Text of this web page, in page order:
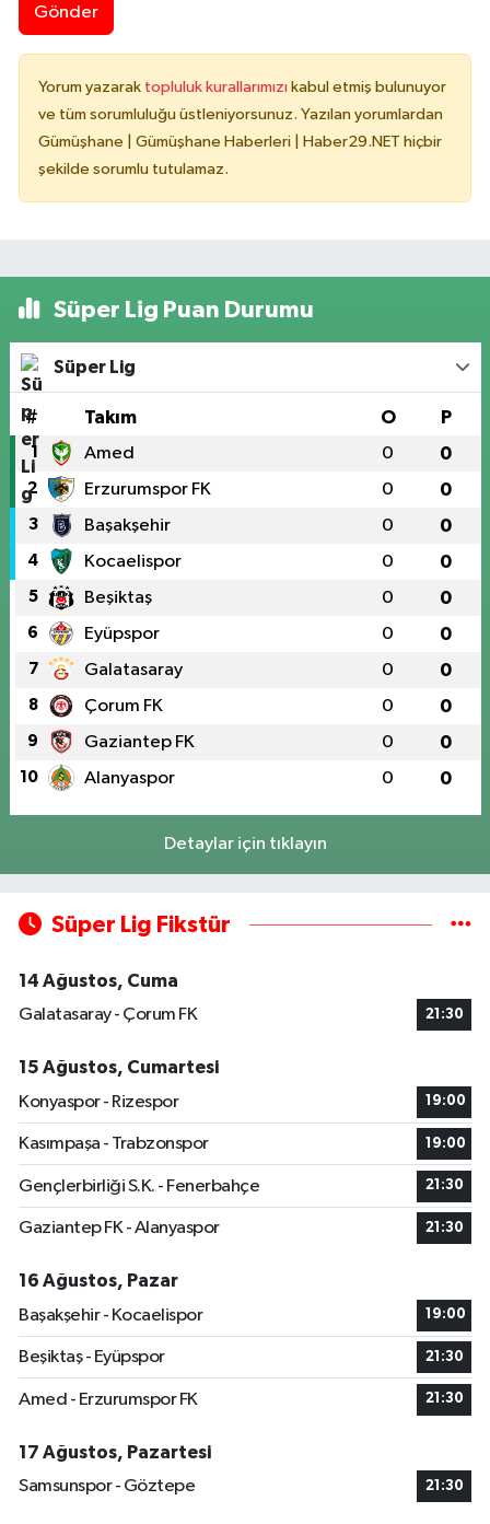
Gönder
Yorum yazarak topluluk kurallarımızı kabul etmiş bulunuyor
ve tüm sorumluluğu üstleniyorsunuz. Yazılan yorumlardan
Gümüşhane | Gümüşhane Haberleri | Haber29.NET hiçbir
şekilde sorumlu tutulamaz.
Süper Lig Puan Durumu
Süper Lig
# Takım O P
1 Amed 0 0
2 Erzurumspor FK 0 0
3 Başakşehir 0 0
4 Kocaelispor 0 0
5 Beşiktaş 0 0
6 Eyüpspor 0 0
7 Galatasaray 0 0
8 Çorum FK 0 0
9 Gaziantep FK 0 0
10 Alanyaspor 0 0
Detaylar için tıklayın
Süper Lig Fikstür
14 Ağustos, Cuma
Galatasaray - Çorum FK
21:30
15 Ağustos, Cumartesi
Konyaspor - Rizespor
19:00
Kasımpaşa - Trabzonspor 19:00
Gençlerbirliği S.K. - Fenerbahçe 21:30
Gaziantep FK - Alanyaspor 21:30
16 Ağustos, Pazar
Başakşehir - Kocaelispor
19:00
Beşiktaş - Eyüpspor 21:30
Amed - Erzurumspor FK 21:30
17 Ağustos, Pazartesi
Samsunspor - Göztepe
21:30